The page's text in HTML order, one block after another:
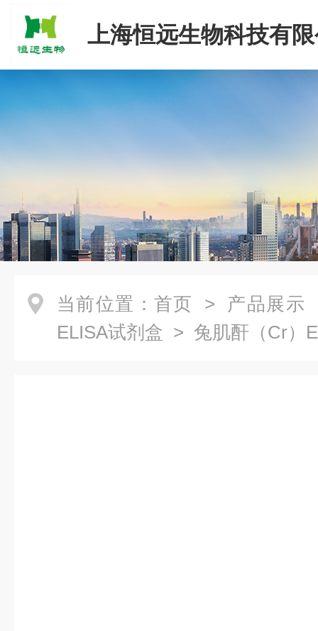
上海恒远生物科技有
当前位置： 首页 > 产品展示
ELISA试剂盒 > 兔肌酐（Cr）